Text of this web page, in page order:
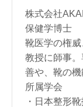
株式会社
保健学博士
靴医学の権
教授に師事
善や、靴の機
所属学会
・日本整形